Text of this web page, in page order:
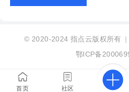
首页 社区
© 2020-2024 指点云版权所有 |
鄂ICP备